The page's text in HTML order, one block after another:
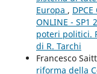
Europa ,
ONLINE -
poteri politici.
di R. Tarchi
Francesco
riforma della